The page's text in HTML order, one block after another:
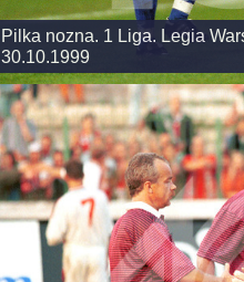
Pilka nozna. 1 Liga. Legia
30.10.1999